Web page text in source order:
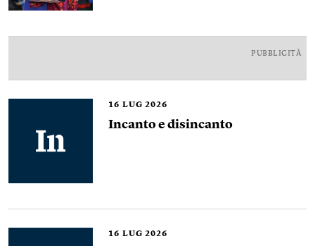
PUBBLICITÀ
16 LUG 2026
Incanto e disincanto
16 LUG 2026